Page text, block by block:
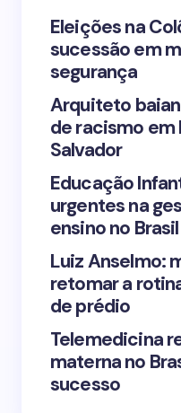
Your Comment *
Save my name
Eleições na
sucessão em
segurança
Arquiteto
de racismo em
Salvador
Educação
urgentes na
ensino no Brasil
Luiz Anselmo:
retomar a
de prédio
Telemedicina
materna no
sucesso